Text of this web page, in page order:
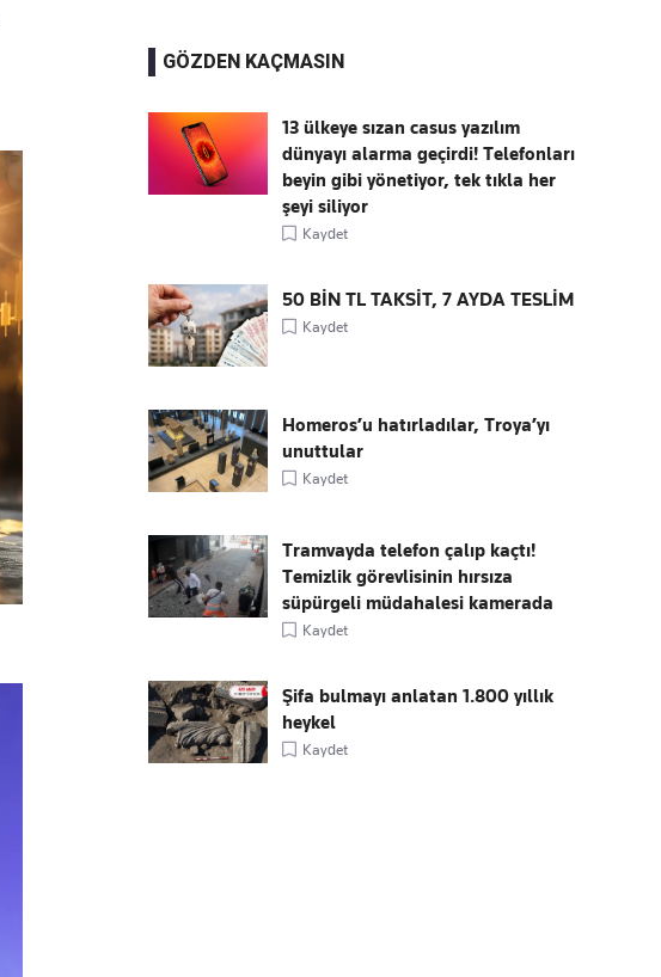
GÖZDEN KAÇMASIN
13 ülkeye sızan casus yazılım
dünyayı alarma geçirdi! Telefonları
beyin gibi yönetiyor, tek tıkla her
şeyi siliyor
Kaydet
50 BİN TL TAKSİT, 7 AYDA TESLİM
Kaydet
Homeros’u hatırladılar, Troya’yı
unuttular
Kaydet
Tramvayda telefon çalıp kaçtı!
Temizlik görevlisinin hırsıza
süpürgeli müdahalesi kamerada
Kaydet
Şifa bulmayı anlatan 1.800 yıllık
heykel
Kaydet